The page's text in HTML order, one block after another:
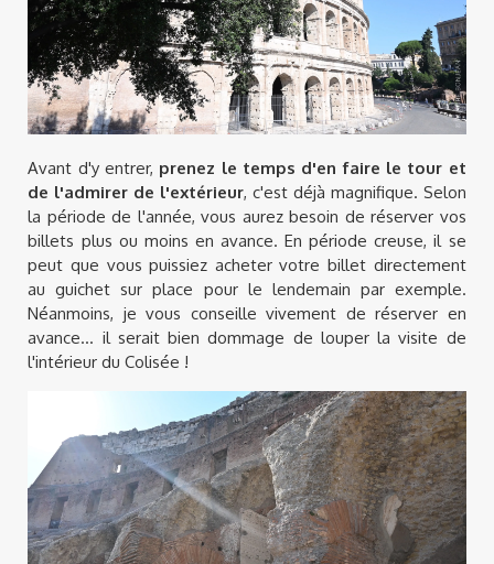
Avant d'y entrer, prenez le temps d'en faire le tour et
de l'admirer de l'extérieur, c'est déjà magnifique. Selon
la période de l'année, vous aurez besoin de réserver vos
billets plus ou moins en avance. En période creuse, il se
peut que vous puissiez acheter votre billet directement
au guichet sur place pour le lendemain par exemple.
Néanmoins, je vous conseille vivement de réserver en
avance... il serait bien dommage de louper la visite de
l'intérieur du Colisée !